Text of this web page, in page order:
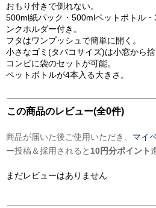
おもり付きで倒れない。
500ml紙パック・500mlペットボトル
ンクホルダー付き。
フタはワンプッシュで簡単に開く。
小さなゴミ(タバコサイズ)は小窓から捨
コンビに袋のセットが可能。
ペットボトルが4本入る大きさ。
この商品のレビュー(全0件)
商品が届いた後ご使用いただき、 マイ
ー投稿＆採用されると 10円分ポイント
まだレビューはありません